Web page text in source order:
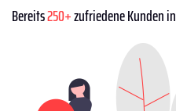
Bereits250+zufriedene Kunden in